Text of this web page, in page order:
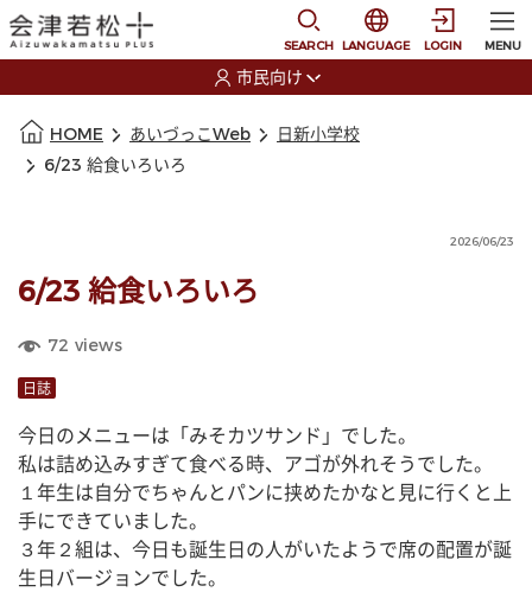
SEARCH
選択すると言語の切
LANGUAGE LOGIN MENU
市民向け
HOME あいづっこWeb
日新小学校
6/23 給食いろいろ
2026/06/23
6/23 給食いろいろ
72 views
日誌
今日のメニューは「みそカツサンド」でした。
私は詰め込みすぎて食べる時、アゴが外れそうでした。
１年生は自分でちゃんとパンに挟めたかなと見に行くと上
手にできていました。
３年２組は、今日も誕生日の人がいたようで席の配置が誕
生日バージョンでした。